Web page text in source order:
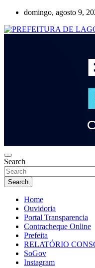
Skip
content
domingo, agosto 9,
Search
Search
Home
Ouvidoria
Portal Transparencia
Contracheque Online
Prefeita
RELATÓRIO
SoGov
Instagram